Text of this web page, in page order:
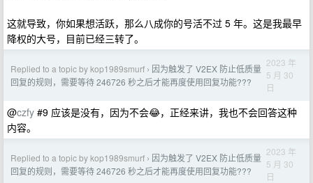
这就导致，你如果想活跃，那么八成你的号活不过 5 年。这是我最早
降权的大号，目前已经三转了。
Replied to a topic by kop1989smurf › 因为触发了 V2EX 防止低质量
回复的规则，需要等待 246726 秒之后才能再度使用回复功能???
2023 年
5 月 30
日
@czfy #9 应该是没有，因为不会😂，正经来讲，我也不会回答这种
内容。
Replied to a topic by kop1989smurf › 因为触发了 V2EX 防止低质量
回复的规则，需要等待 246726 秒之后才能再度使用回复功能???
2023 年
5 月 30
日